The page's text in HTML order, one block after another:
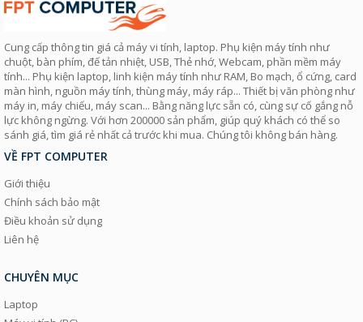
Cung cấp thông tin giá cả máy vi tính, laptop. Phụ kiện máy tính như
chuột, bàn phím, đế tản nhiệt, USB, Thẻ nhớ, Webcam, phần mềm máy
tính... Phụ kiện laptop, linh kiện máy tính như RAM, Bo mạch, ổ cứng, card
màn hình, nguồn máy tính, thùng máy, máy ráp... Thiết bị văn phòng như
máy in, máy chiếu, máy scan... Bằng năng lực sẵn có, cùng sự cố gắng nỗ
lực không ngừng. Với hơn 200000 sản phẩm, giúp quý khách có thể so
sánh giá, tìm giá rẻ nhất cả trước khi mua. Chúng tôi không bán hàng.
VỀ FPT COMPUTER
Giới thiệu
Chính sách bảo mật
Điều khoản sử dụng
Liên hệ
CHUYÊN MỤC
Laptop